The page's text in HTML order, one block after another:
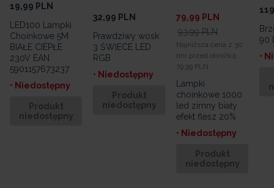
19,99 PLN
LED100 Lampki
Choinkowe 5M
BIAŁE CIEPŁE
230V EAN
5901157673237
• Niedostępny
Produkt
niedostępny
32,99 PLN
Prawdziwy wosk
3 ŚWIECE LED
RGB
• Niedostępny
Produkt
niedostępny
79,99 PLN
93,99 PLN
Najniższa cena z 30
dni przed obniżką:
79,99 PLN
Lampki
choinkowe 1000
led zimny biały
efekt flesz 20%
• Niedostępny
Produkt
niedostępny
90
•